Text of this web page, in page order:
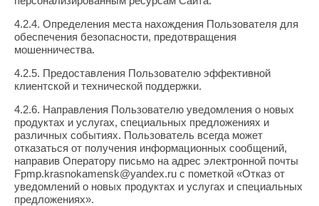
4.2.4. Определения места нахождения Пользователя для
обеспечения безопасности, предотвращения
мошенничества.
4.2.5. Предоставления Пользователю эффективной
клиентской и технической поддержки.
4.2.6. Направления Пользователю уведомления о новых
продуктах и услугах, специальных предложениях и
различных событиях. Пользователь всегда может
отказаться от получения информационных сообщений,
направив Оператору письмо на адрес электронной почты
Fpmp.krasnokamensk@yandex.ru с пометкой «Отказ от
уведомлений о новых продуктах и услугах и специальных
предложениях».